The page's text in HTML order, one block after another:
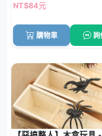
NT$84元
購物車 詢